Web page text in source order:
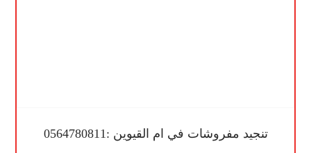
تنجيد مفروشات في ام القيوين :0564780811